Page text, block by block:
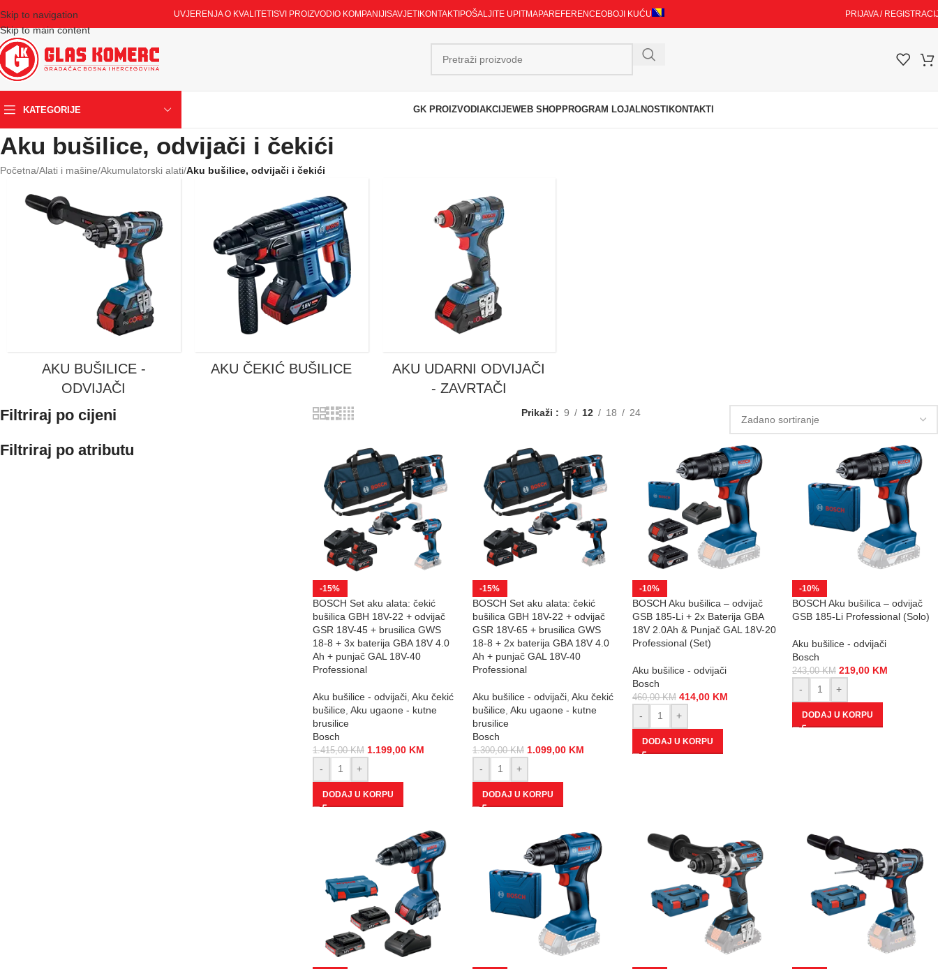
Skip to navigation
Skip to main content
UVJERENJA O KVALITETI SVI PROIZVODI O KOMPANIJI SAVJETI KONTAKTI POŠALJITE UPITMAPAREFERENCEOBOJI KUĆU PRIJAVA /
KATEGORIJE GK PROIZVODI AKCIJEWEB SHOPPROGRAM LOJALNOSTI KONTAKTI
Aku bušilice, odvijači i čekići
Početna/Alati i mašine/Akumulatorski alati/Aku bušilice, odvijači i čekići
AKU BUŠILICE -
ODVIJAČI
AKU ČEKIĆ BUŠILICE
AKU UDARNI ODVIJAČI
- ZAVRTAČI
Filtriraj po cijeni
Filtriraj po atributu
Prikaži 9 12 18 24
-15%
BOSCH Set aku alata: čekić
bušilica GBH 18V-22 + odvijač
GSR 18V-45 + brusilica GWS
18-8 + 3x baterija GBA 18V 4.0
Ah + punjač GAL 18V-40
Professional
Aku bušilice - odvijači, Aku čekić
bušilice, Aku ugaone - kutne
brusilice
Bosch
1.415,00KM 1.199,00 KM
-
+
DODAJ U KORPU
-15%
BOSCH Set aku alata: čekić
bušilica GBH 18V-22 + odvijač
GSR 18V-65 + brusilica GWS
18-8 + 2x baterija GBA 18V 4.0
Ah + punjač GAL 18V-40
Professional
Aku bušilice - odvijači, Aku čekić
bušilice, Aku ugaone - kutne
brusilice
Bosch
1.300,00KM 1.099,00 KM
-
+
DODAJ U KORPU
-10%
BOSCH Aku bušilica – odvijač
GSB 185-Li + 2x Baterija GBA
18V 2.0Ah & Punjač GAL 18V-20
Professional (Set)
Aku bušilice - odvijači
Bosch
460,00KM 414,00 KM
-
+
DODAJ U KORPU
-10%
BOSCH Aku bušilica – odvijač
GSB 185-Li Professional (Solo)
Aku bušilice - odvijači
Bosch
243,00KM 219,00 KM
-
+
DODAJ U KORPU